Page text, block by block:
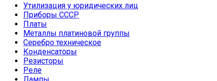
Утилизация у юридических лиц
Приборы СССР
Платы
Металлы платиновой группы
Серебро техническое
Конденсаторы
Резисторы
Реле